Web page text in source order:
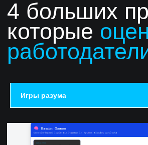
До года коммерческого опыта
ко торый ценят работодатели
В какихпроектах
можно поучаствовать
управление запуском
контейнеров